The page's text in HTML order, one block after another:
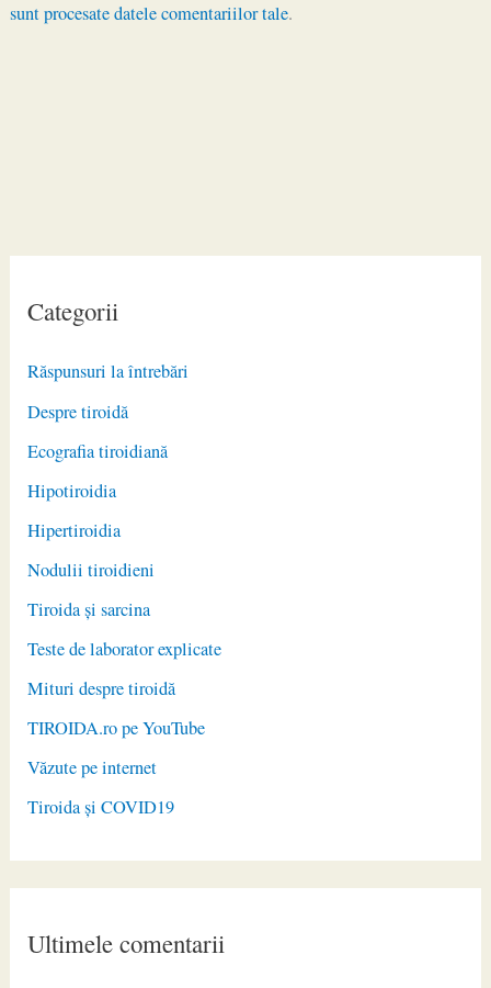
Categorii
Răspunsuri la întrebări
Despre tiroidă
Ecografia tiroidiană
Hipotiroidia
Hipertiroidia
Nodulii tiroidieni
Tiroida și sarcina
Teste de laborator explicate
Mituri despre tiroidă
TIROIDA.ro pe YouTube
Văzute pe internet
Tiroida și COVID19
Ultimele comentarii
sunt procesate datele comentariilor tale.